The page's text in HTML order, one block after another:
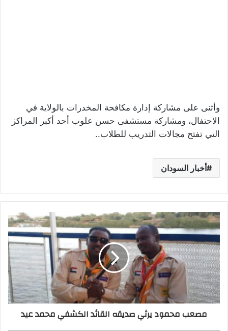
وأثنى على مشاركة إدارة مكافحة المخدرات بالولاية في
الاحتفال، ومشاركة مستشفى حسن علوب أحد أكبر المراكز
التي تفتح مجالات التدريب للطلاب..
أخبار السودان
مصعب محمود يرثي صديقه القائد الكشفي محمد عيد